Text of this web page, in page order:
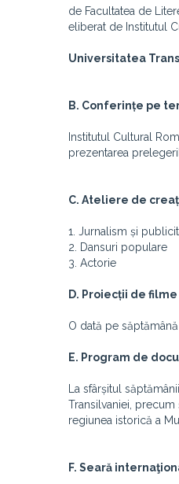
de Facultatea de
eliberat de Institutul
Universitatea
B. Conferințe pe
Institutul Cultural
prezentarea
C. Ateliere de
1. Jurnalism și
2. Dansuri populare
3. Actorie
D. Proiecții de filme
O dată pe
E. Program de
La sfârșitul
Transilvaniei,
regiunea istorică a
F. Seară